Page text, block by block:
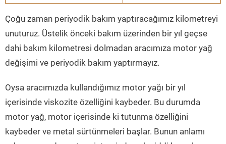
Çoğu zaman periyodik bakım yaptıracağımız kilometreyi
unuturuz. Üstelik önceki bakım üzerinden bir yıl geçse
dahi bakım kilometresi dolmadan aracımıza motor yağ
değişimi ve periyodik bakım yaptırmayız.
Oysa aracımızda kullandığımız motor yağı bir yıl
içerisinde viskozite özelliğini kaybeder. Bu durumda
motor yağ, motor içerisinde ki tutunma özelliğini
kaybeder ve metal sürtünmeleri başlar. Bunun anlamı